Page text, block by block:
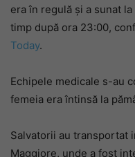
era în regulă și a sunat
timp după ora 23:00,
Today.
Echipele medicale s-au
femeia era întinsă la
Salvatorii au transportat
Maggiore, unde a fost